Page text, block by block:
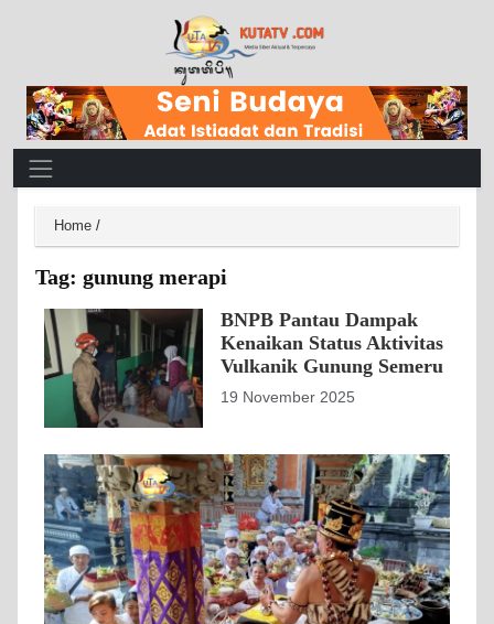
Main Navigation
Home /
Tag: gunung merapi
BNPB Pantau Dampak
Kenaikan Status Aktivitas
Vulkanik Gunung Semeru
19 November 2025